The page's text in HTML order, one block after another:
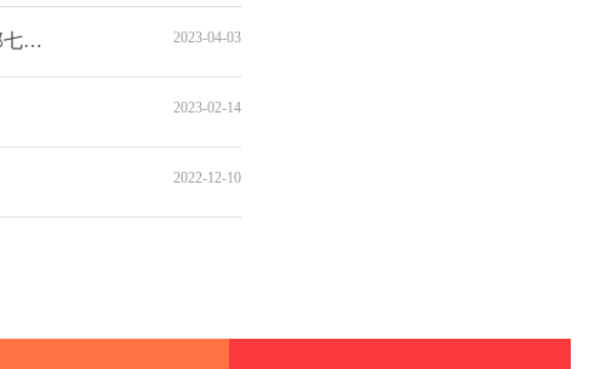
探山川之表里，究天地之阴阳——云顶初中部七、八年级贵州研学活动掠影 2023-04-03
2023-02-14
2022-12-10